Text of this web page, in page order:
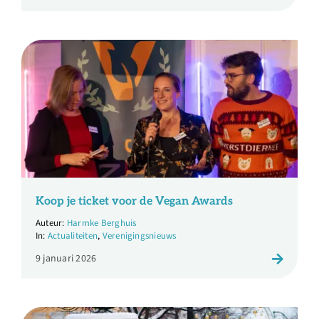
Koop je ticket voor de Vegan Awards
Harmke Berghuis
Actualiteiten, Verenigingsnieuws
9 januari 2026